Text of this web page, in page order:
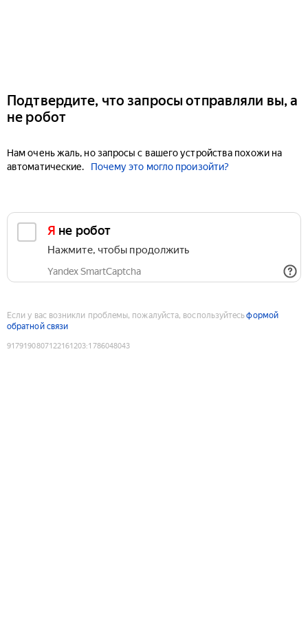
Подтвердите, что запросы отправляли вы, а
не робот
Нам очень жаль, но запросы с вашего устройства похожи на
автоматические.
Почему это могло произойти?
Я не робот
Нажмите, чтобы продолжить
Yandex SmartCaptcha
Если у вас возникли проблемы, пожалуйста, воспользуйтесьформой
обратной связи
9179190807122161203:1786048043